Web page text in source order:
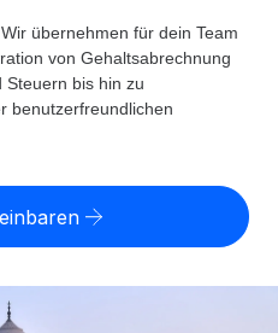
Kosten für Niederlassungen
Arbeit mit Freelancer:innen
Verwalten von
bei der Einstellung
US-Bundesstaaten
berechnen
übernehmen für dein Team
von Gehaltsabrechnung
Steuern bis hin zu
benutzerfreundlichen